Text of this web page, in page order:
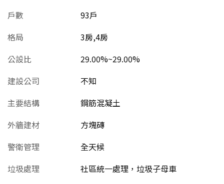
戶數
93戶
格局
3房,4房
公設比
29.00%~29.00%
建設公司
不知
主要結構
鋼筋混凝土
外牆建材
方塊磚
警衛管理
全天候
垃圾處理
社區統一處理，垃圾子母車